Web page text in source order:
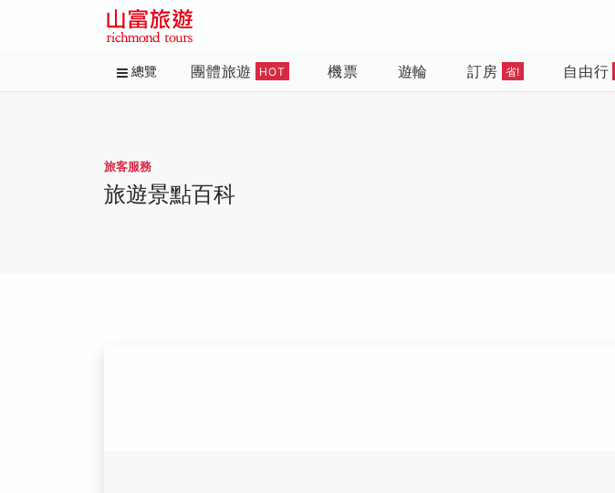
總覽 團體旅遊 HOT 機票 遊輪 訂房 省! 自由行
旅客服務
旅遊景點百科